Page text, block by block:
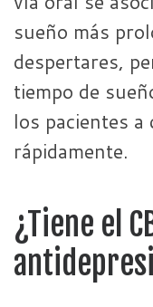
sueño más
despertares,
tiempo de
los pacientes
rápidamente.
¿Tiene el